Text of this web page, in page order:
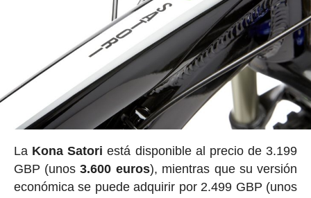
La Kona Satori está disponible al precio de 3.199
GBP (unos3.600 euros), mientras que su versión
económica se puede adquirir por 2.499 GBP (unos